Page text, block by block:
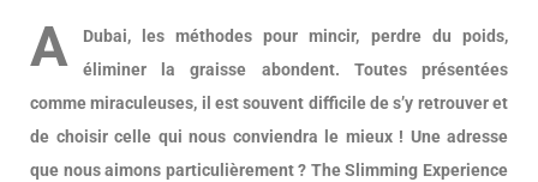
A
Dubai, les méthodes pour mincir, perdre du poids,
éliminer la graisse abondent. Toutes présentées
comme miraculeuses, il est souvent difficile de s’y retrouver et
de choisir celle qui nous conviendra le mieux ! Une adresse
que nous aimons particulièrement ? The Slimming Experience